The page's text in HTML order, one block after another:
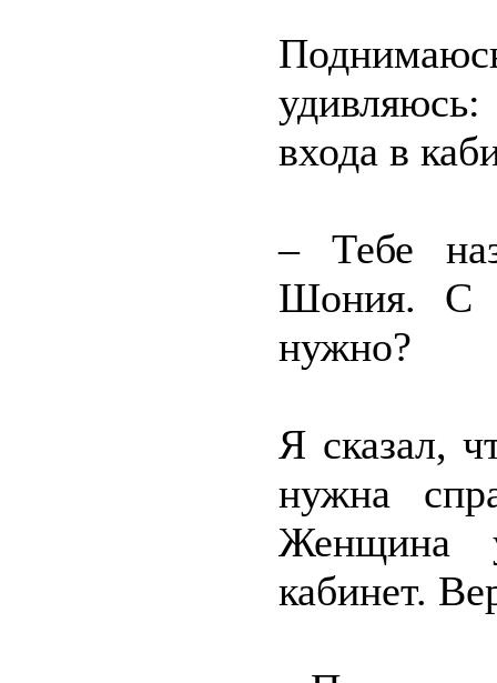
входа в
– Тебе
Шония. С
нужно?
Я сказал,
нужна
Женщина
кабинет.